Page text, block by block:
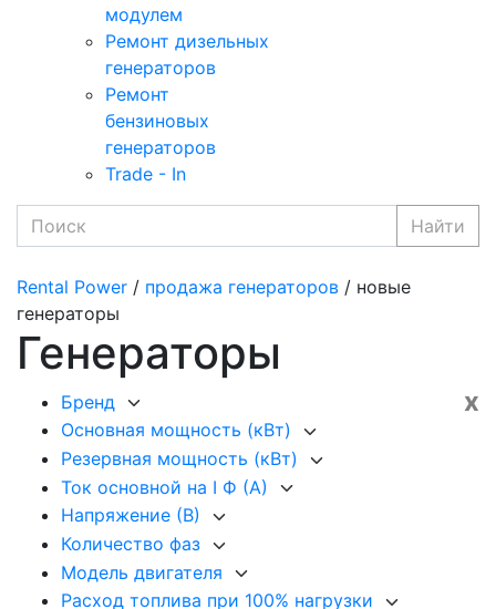
модулем
Ремонт дизельных
генераторов
Ремонт
бензиновых
генераторов
Trade - In
Найти
Rental Power / продажа генераторов / новые
генераторы
Генераторы
x
Бренд
Основная мощность (кВт)
Резервная мощность (кВт)
Ток основной на I Ф (А)
Напряжение (В)
Количество фаз
Модель двигателя
Расход топлива при 100% нагрузки